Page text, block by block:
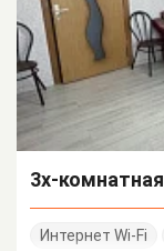
3х-
Интернет Wi-Fi